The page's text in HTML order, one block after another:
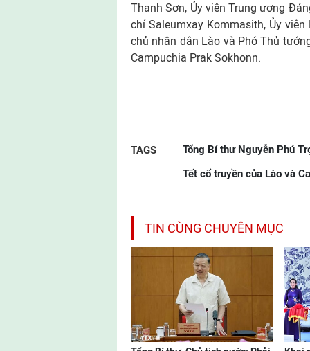
Thanh Sơn, Ủy viên Trung ương
chí Saleumxay Kommasith, Ủy
chủ nhân dân Lào và Phó Thủ
Campuchia Prak Sokhonn.
TAGS Tổng Bí thư Nguyễn Phú
Tết cổ truyền của Lào và
TIN CÙNG CHUYÊN MỤC